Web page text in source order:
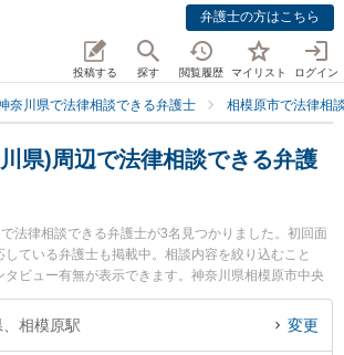
弁護士の方はこちら
投稿する 探す 閲覧履歴 マイリスト ログイン
奈川県で法律相談できる弁護士 相模原市で法律相
県)周辺で法律相談できる弁護
法律相談できる弁護士が3名見つかりました。初回面
ている弁護士も掲載中。相談内容を絞り込むこと
タビュー有無が表示できます。神奈川県相模原市中央
JR横浜線沿線の駅です。より多くの弁護士から探した
同一路線のより大きな駅も追加選択して探すと良いで
相模原駅 変更